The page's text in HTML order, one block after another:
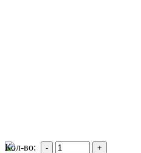
Кол-во: